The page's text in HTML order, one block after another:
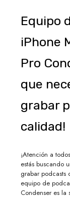
Equipo
iPhone
Pro
que
grabar
calidad!
¡Atención a
estás buscando
grabar podcasts
equipo de
Condenser es la